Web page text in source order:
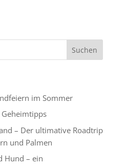
im Sommer
– Der ultimative Roadtrip
und Palmen
Hund – ein